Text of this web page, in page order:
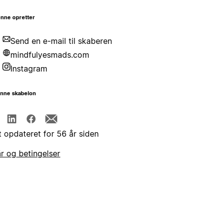
opretter
Send en e-mail til skaberen
mindfulyesmads.com
Instagram
skabelon
opdateret for 56 år siden
og betingelser